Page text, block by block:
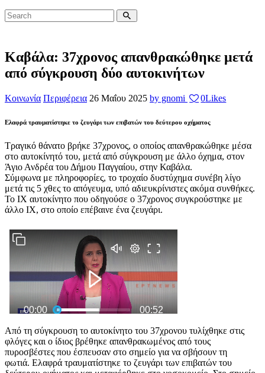
Καβάλα: 37χρονος απανθρακώθηκε μετά
από σύγκρουση δύο αυτοκινήτων
Κοινωνία Περιφέρεια 26 Μαΐου 2025 by gnomi 0Likes
Ελαφρά τραυματίστηκε το ζευγάρι των επιβατών του δεύτερου οχήματος
Τραγικό θάνατο βρήκε 37χρονος, ο οποίος απανθρακώθηκε μέσα
στο αυτοκίνητό του, μετά από σύγκρουση με άλλο όχημα, στον
Άγιο Ανδρέα του Δήμου Παγγαίου, στην Καβάλα.
Σύμφωνα με πληροφορίες, το τροχαίο δυστύχημα συνέβη λίγο
μετά τις 5 χθες το απόγευμα, υπό αδιευκρίνιστες ακόμα συνθήκες.
Το ΙΧ αυτοκίνητο που οδηγούσε ο 37χρονος συγκρούστηκε με
άλλο ΙΧ, στο οποίο επέβαινε ένα ζευγάρι.
Από τη σύγκρουση το αυτοκίνητο του 37χρονου τυλίχθηκε στις
φλόγες και ο ίδιος βρέθηκε απανθρακωμένος από τους
πυροσβέστες που έσπευσαν στο σημείο για να σβήσουν τη
φωτιά. Ελαφρά τραυματίστηκε το ζευγάρι των επιβατών του